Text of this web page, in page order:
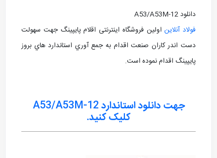
دانلود A53/A53M-12
فولاد آنلایناولین فروشگاه اینترنتی اقلام پایپینگ جهت سهولت
دست اندر کاران صنعت اقدام به جمع آوري استاندارد هاي بروز
پايپينگ اقدام نموده است.
جهت دانلود استانداردA53/A53M-12
کلیک کنید.